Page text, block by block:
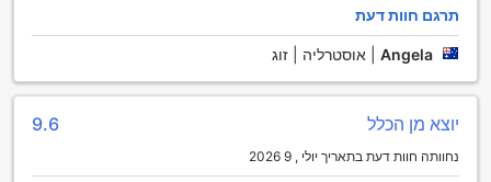
אינדונזיה. עם מתקנים כאלה, קומןקה ברסה סיאנג הוא המקום
המושלם לשלב בין פעילות גופנית לרגיעה, תוך כדי חוויה בלתי
נשכחת באי היפה של באלי.
מלון קומןקה אט רסה סיאנג אובוד מציע מגוון רחב של מתקני נוחות
תרגם חוות דעת
Angela אוסטרליה | זוג
יוצא מן הכלל 9.6
נחוותה חוות דעת בתאריך יולי , 9 2026